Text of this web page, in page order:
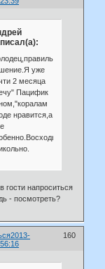
уже
2 месяца
Пацифик
нравится,а
гости напроситься
- посмотреть?
160
2013-